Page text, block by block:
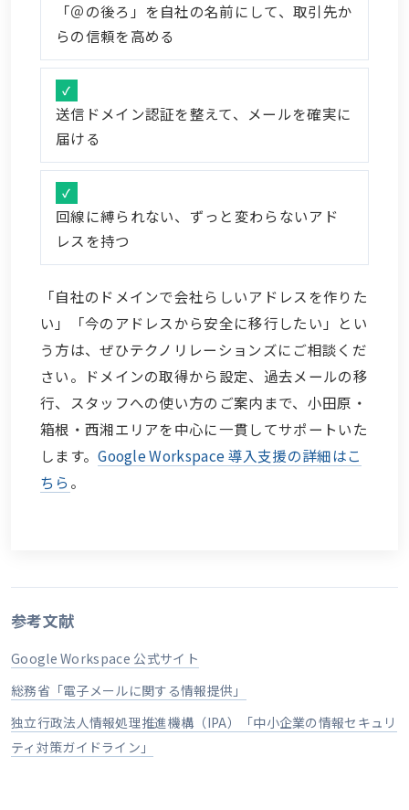
「＠の後ろ」を自社の名前にして、取引先か
らの信頼を高める
送信ドメイン認証を整えて、メールを確実に
届ける
回線に縛られない、ずっと変わらないアド
レスを持つ
「自社のドメインで会社らしいアドレスを作りた
い」「今のアドレスから安全に移行したい」とい
う方は、ぜひテクノリレーションズにご相談くだ
さい。ドメインの取得から設定、過去メールの移
行、スタッフへの使い方のご案内まで、小田原・
箱根・西湘エリアを中心に一貫してサポートいた
します。Google Workspace 導入支援の詳細はこ
ちら 。
参考文献
Google Workspace 公式サイト
総務省「電子メールに関する情報提供」
独立行政法人情報処理推進機構（IPA）「中小企業の情報セキュリ
ティ対策ガイドライン」